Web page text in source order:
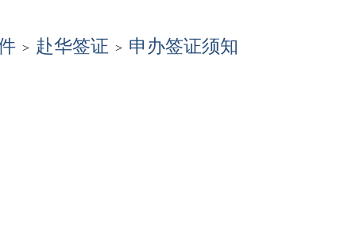
> 赴华签证 > 申办签证须知